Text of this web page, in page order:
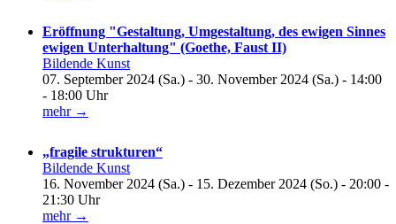
Eröffnung "Gestaltung, Umgestaltung, des ewigen Sinnes
ewigen Unterhaltung" (Goethe, Faust II)
Bildende Kunst
07. September 2024 (Sa.) - 30. November 2024 (Sa.) - 14:00
- 18:00 Uhr
mehr →
„fragile strukturen“
Bildende Kunst
16. November 2024 (Sa.) - 15. Dezember 2024 (So.) - 20:00 -
21:30 Uhr
mehr →